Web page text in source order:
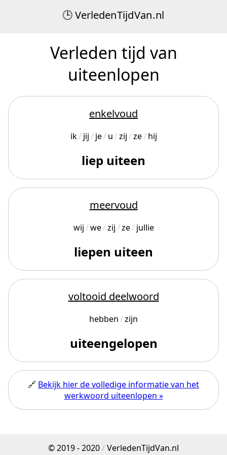
VerledenTijdVan.nl
Verleden tijd van
uiteenlopen
enkelvoud
ik jij je u zij ze hij
liep uiteen
meervoud
wij we zij ze jullie
liepen uiteen
voltooid deelwoord
hebben zijn
uiteengelopen
🔗 Bekijk hier de volledige informatie van het
werkwoord uiteenlopen »
© 2019 - 2020/VerledenTijdVan.nl